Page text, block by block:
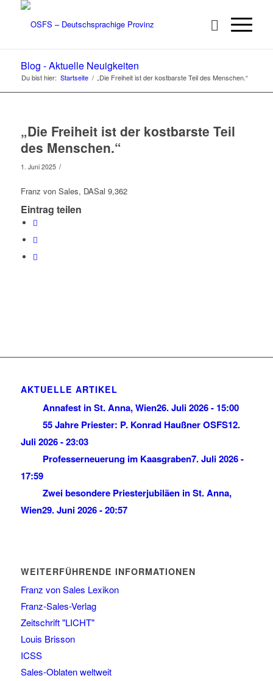
Blog - Aktuelle Neuigkeiten
Du bist hier: Startseite / „Die Freiheit ist der kostbarste Teil des Menschen.“
„Die Freiheit ist der kostbarste Teil
des Menschen.“
1. Juni 2025 /
Franz von Sales, DASal 9,362
Eintrag teilen
AKTUELLE ARTIKEL
Annafest in St. Anna, Wien26. Juli 2026 - 15:00
55 Jahre Priester: P. Konrad Haußner OSFS12.
Juli 2026 - 23:03
Professerneuerung im Kaasgraben7. Juli 2026 -
17:59
Zwei besondere Priesterjubiläen in St. Anna,
Wien29. Juni 2026 - 20:57
WEITERFÜHRENDE INFORMATIONEN
Franz von Sales Lexikon
Franz-Sales-Verlag
Zeitschrift "LICHT"
Louis Brisson
ICSS
Sales-Oblaten weltweit